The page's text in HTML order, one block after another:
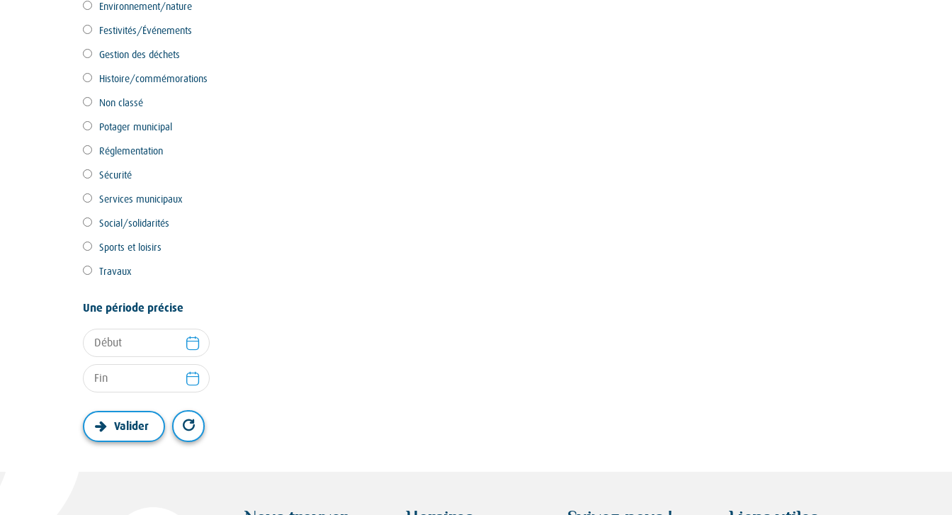
Environnement/nature
Festivités/Événements
Gestion des déchets
Histoire/commémorations
Non classé
Potager municipal
Réglementation
Sécurité
Services municipaux
Social/solidarités
Sports et loisirs
Travaux
Une période précise